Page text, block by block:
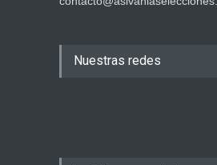
Nuestras redes